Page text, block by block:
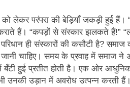
को लेकर परंपरा की बेड़ियाँ जकड़ी हुई
हैं। “कपड़ों से संस्कार झलकते हैं!”
ही संस्कारों की कसौटी है?
चाहिए। समय के प्रवाह में समाज
हुई प्रतीत होती है। एक ओर
उनकी उड़ान में अवरोध उत्पन्न करती